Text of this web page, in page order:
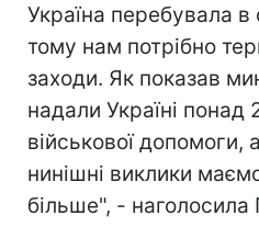
Україна перебувала в
тому нам потрібно
заходи. Як показав
надали Україні
військової допомоги,
нинішні виклики
більше", - наголосила